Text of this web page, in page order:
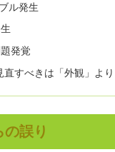
ル発生
発覚
すべきは「外観」より
誤り